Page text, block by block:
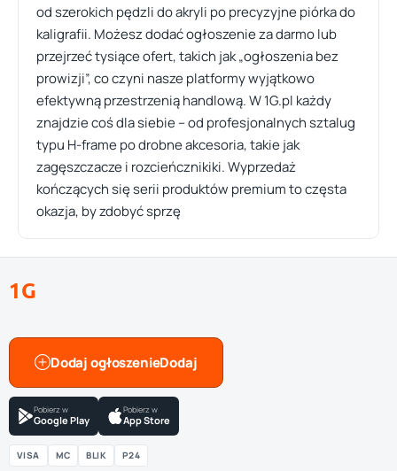
od szerokich pędzli do akryli po precyzyjne piórka do
kaligrafii. Możesz dodać ogłoszenie za darmo lub
przejrzeć tysiące ofert, takich jak „ogłoszenia bez
prowizji”, co czyni nasze platformy wyjątkowo
efektywną przestrzenią handlową. W 1G.pl każdy
znajdzie coś dla siebie – od profesjonalnych sztalug
typu H-frame po drobne akcesoria, takie jak
zagęszczacze i rozcieńcznikiki. Wyprzedaż
kończących się serii produktów premium to częsta
okazja, by zdobyć sprzę
1G
Dodaj ogłoszenie
Pobierz w
Google Play
Pobierz w
App Store
VISA MC BLIK P24